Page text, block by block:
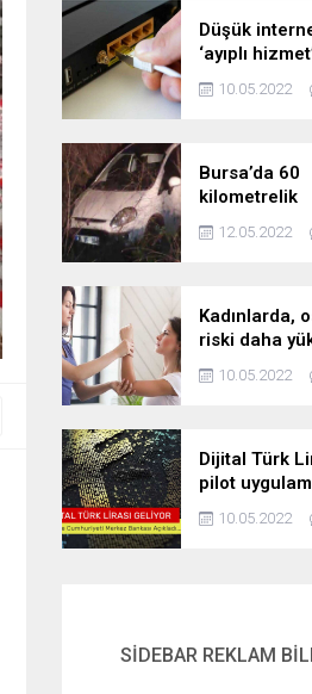
Düşük
‘ayıplı
10.05.2022
Bursa’da 60
kilometrelik
kovalamaca!
12.05.2022
Kadınlarda,
riski daha
10.05.2022
Dijital Türk
pilot
10.05.2022
SİDEBAR REKLAM